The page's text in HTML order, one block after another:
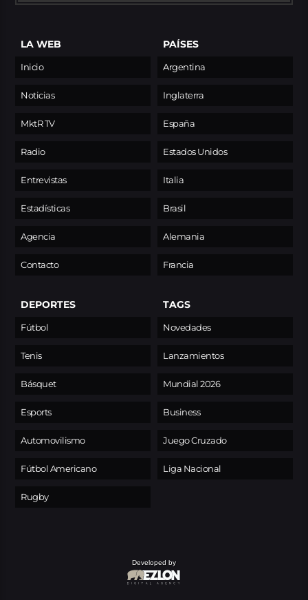
LA WEB
Inicio
Noticias
MktR TV
Radio
Entrevistas
Estadísticas
Agencia
Contacto
PAÍSES
Argentina
Inglaterra
España
Estados Unidos
Italia
Brasil
Alemania
Francia
DEPORTES
Fútbol
Tenis
Básquet
Esports
Automovilismo
Fútbol Americano
Rugby
TAGS
Novedades
Lanzamientos
Mundial 2026
Business
Juego Cruzado
Liga Nacional
Developed by